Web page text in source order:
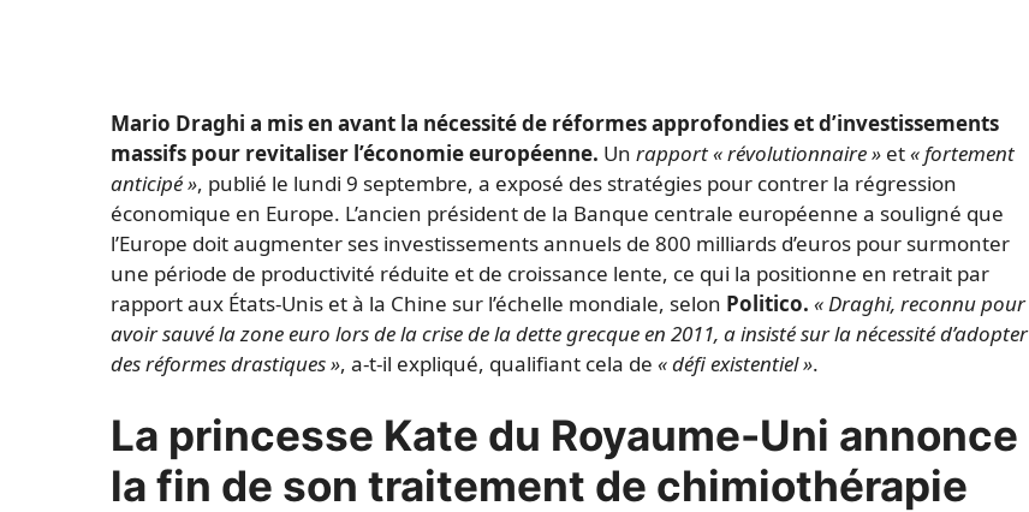
Mario Draghi a mis en avant la nécessité de réformes approfondies et d’investissements
massifs pour revitaliser l’économie européenne. Un rapport « révolutionnaire » et« fortement
anticipé », publié le lundi 9 septembre, a exposé des stratégies pour contrer la régression
économique en Europe. L’ancien président de la Banque centrale européenne a souligné que
l’Europe doit augmenter ses investissements annuels de 800 milliards d’euros pour surmonter
une période de productivité réduite et de croissance lente, ce qui la positionne en retrait par
rapport aux États-Unis et à la Chine sur l’échelle mondiale, selon Politico. « Draghi, reconnu pour
avoir sauvé la zone euro lors de la crise de la dette grecque en 2011, a insisté sur la nécessité d’adopter
des réformes drastiques », a-t-il expliqué, qualifiant cela de « défi existentiel ».
La princesse Kate du Royaume-Uni annonce
la fin de son traitement de chimiothérapie